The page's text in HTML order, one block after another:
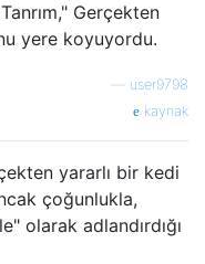
Gerçekten
yere koyuyordu.
user9798
kaynak
yararlı bir kedi
çoğunlukla,
olarak adlandırdığı